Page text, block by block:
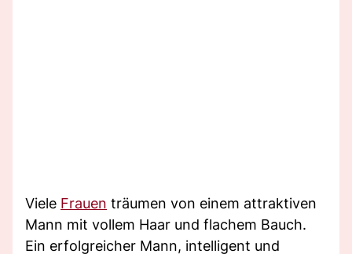
Viele Frauen träumen von einem attraktiven
Mann mit vollem Haar und flachem Bauch.
Ein erfolgreicher Mann, intelligent und